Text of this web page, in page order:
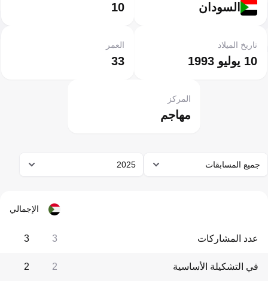
السودان 10
10 يوليو 1993
تاريخ الميلاد
33
العمر
مهاجم
المركز
جميع المسابقات 2025
الإجمالي
عدد المشاركات 3
3
في التشكيلة الأساسية 2
2